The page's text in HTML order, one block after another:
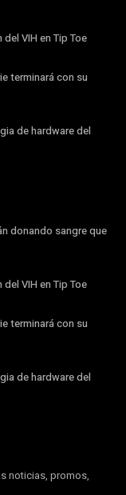
VIH en Tip Toe
terminará con su
de hardware del
donando sangre que
VIH en Tip Toe
terminará con su
de hardware del
noticias, promos,